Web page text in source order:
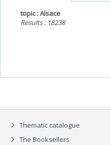
topic : Alsace
Results : 18238
Thematic catalogue
The Booksellers